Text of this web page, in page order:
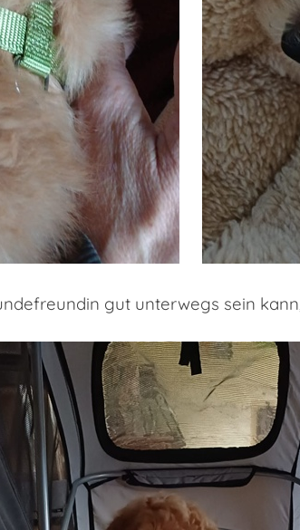
gut unterwegs sein